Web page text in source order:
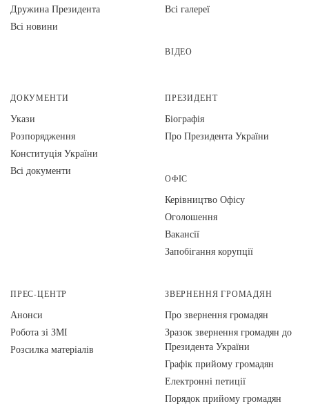
Дружина Президента
Всі новини
Всі галереї
ВІДЕО
ДОКУМЕНТИ
Укази
Розпорядження
Конституція України
Всі документи
ПРЕЗИДЕНТ
Біографія
Про Президента України
ОФІС
Керівництво Офісу
Оголошення
Вакансії
Запобігання корупції
ПРЕС-ЦЕНТР
Анонси
Робота зі ЗМІ
Розсилка матеріалів
ЗВЕРНЕННЯ ГРОМАДЯН
Про звернення громадян
Зразок звернення громадян до
Президента України
Графік прийому громадян
Електронні петиції
Порядок прийому громадян